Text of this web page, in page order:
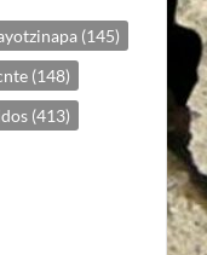
(145)
(148)
(413)